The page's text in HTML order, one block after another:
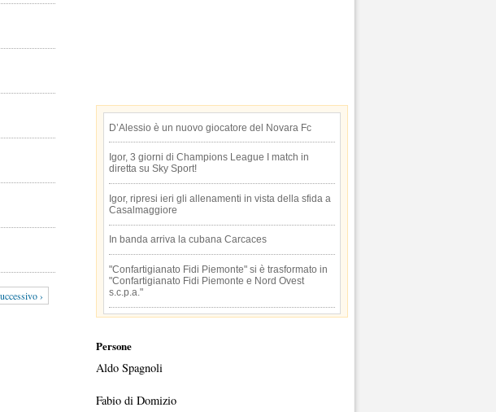
›
D’Alessio è un nuovo giocatore del Novara Fc
Igor, 3 giorni di Champions League I match in
diretta su Sky Sport!
Igor, ripresi ieri gli allenamenti in vista della sfida a
Casalmaggiore
In banda arriva la cubana Carcaces
"Confartigianato Fidi Piemonte" si è trasformato in
"Confartigianato Fidi Piemonte e Nord Ovest
s.c.p.a."
Persone
Aldo Spagnoli
Fabio di Domizio